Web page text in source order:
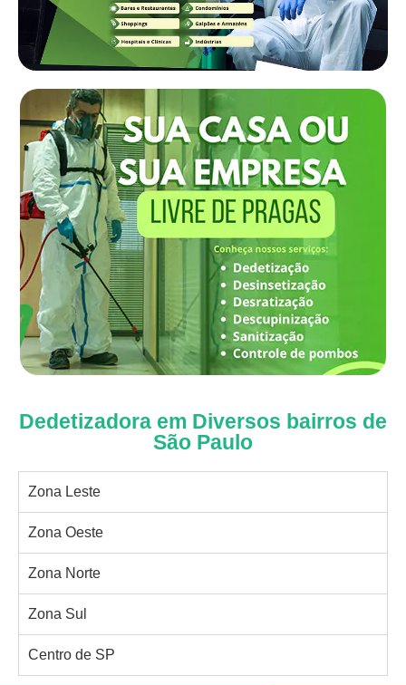
Dedetizadora em Diversos bairros de
São Paulo
Zona Leste
Zona Oeste
Zona Norte
Zona Sul
Centro de SP